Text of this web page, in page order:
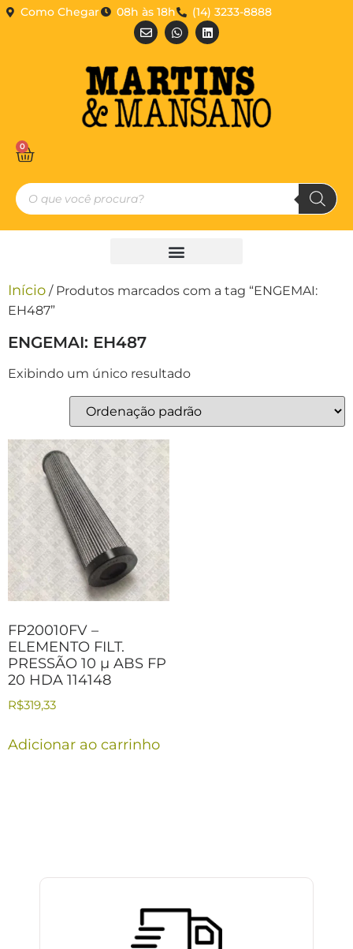
Como Chegar 08h às 18h (14) 3233-8888
0
Início / Produtos marcados com a tag “ENGEMAI:
EH487”
ENGEMAI: EH487
Exibindo um único resultado
FP20010FV –
ELEMENTO FILT.
PRESSÃO 10 µ ABS FP
20 HDA 114148
R$319,33
Adicionar ao carrinho